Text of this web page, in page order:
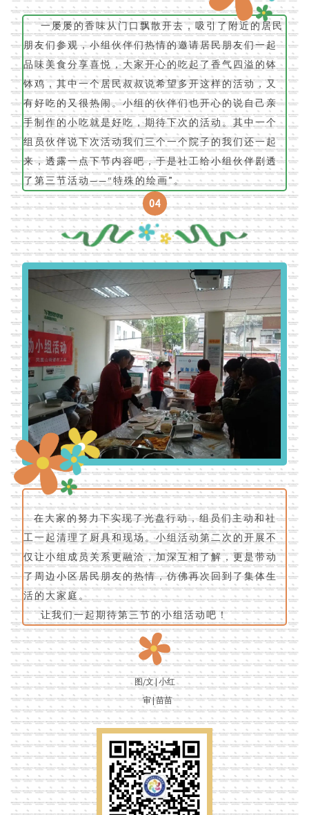
一屡屡的香味从门口飘散开去，吸引了附近的居民
朋友们参观，小组伙伴们热情的邀请居民朋友们一起
品味美食分享喜悦，大家开心的吃起了香气四溢的钵
钵鸡，其中一个居民叔叔说希望多开这样的活动，又
有好吃的又很热闹。小组的伙伴们也开心的说自己亲
手制作的小吃就是好吃，期待下次的活动。其中一个
组员伙伴说下次活动我们三个一个院子的我们还一起
来，透露一点下节内容吧，于是社工给小组伙伴剧透
了第三节活动——“特殊的绘画”。
04
在大家的努力下实现了光盘行动，组员们主动和社
工一起清理了厨具和现场。小组活动第二次的开展不
仅让小组成员关系更融洽，加深互相了解，更是带动
了周边小区居民朋友的热情，仿佛再次回到了集体生
活的大家庭。
让我们一起期待第三节的小组活动吧！
图/文 | 小红
审 | 苗苗